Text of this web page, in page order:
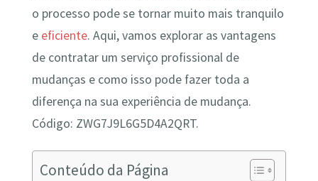
o processo pode se tornar muito mais tranquilo
e eficiente. Aqui, vamos explorar as vantagens
de contratar um serviço profissional de
mudanças e como isso pode fazer toda a
diferença na sua experiência de mudança.
Código: ZWG7J9L6G5D4A2QRT.
Conteúdo da Página